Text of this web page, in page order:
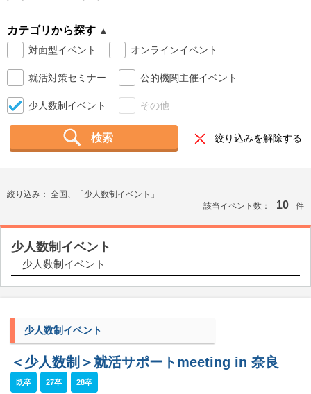
あなたに合う仕事を診断！
就活ニュースペーパー
就活時事ニュースを更新 不明点があればこちら
カテゴリから探す
対面型イベント オンラインイベント
就活対策セミナー 公的機関主催イベント
少人数制イベント その他
検索 絞り込みを解除する
絞り込み： 全国、「少人数制イベント」
該当イベント数：
10 件
少人数制イベント
少人数制イベント
少人数制イベント
＜少人数制＞就活サポートmeeting in 奈良
既卒 27卒 28卒